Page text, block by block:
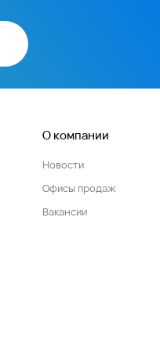
О компании
Новости
Офисы продаж
Вакансии